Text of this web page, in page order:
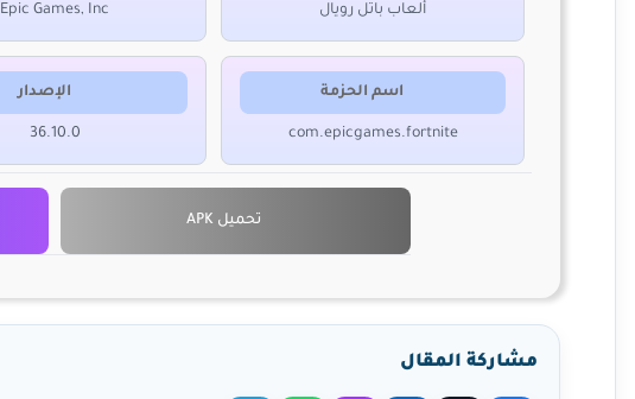
ألعاب باتل رويال Epic Games, Inc
اسم الحزمة
com.epicgames.fortnite
الإصدار
36.10.0
تحميل APK
مشاركة المقال